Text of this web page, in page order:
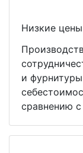
Низкие цены
и
сравнению